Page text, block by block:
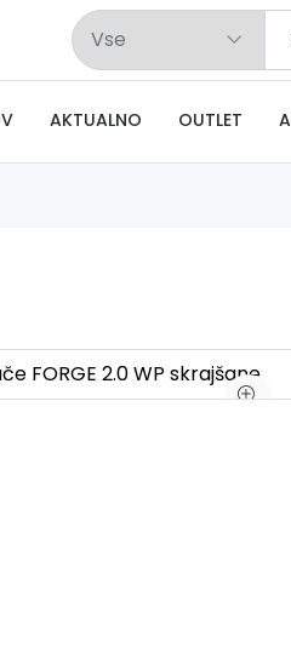
AKTUALNO OUTLET